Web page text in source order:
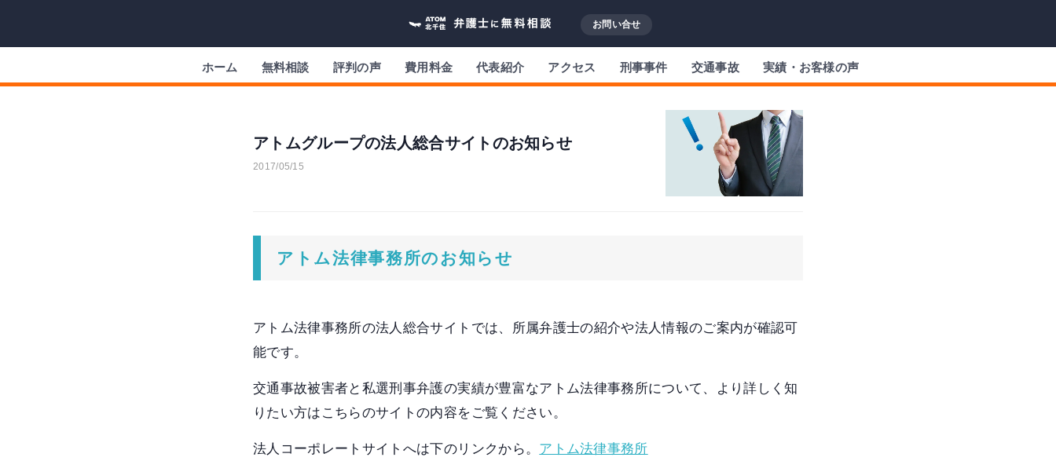
お問い合せ
ホーム 無料相談 評判の声 費用料金 代表紹介 アクセス 刑事事件 交通事故 実績・お客様の声
アトムグループの法人総合サイトのお知らせ
2017/05/15
アトム法律事務所のお知らせ
アトム法律事務所の法人総合サイトでは、所属弁護士の紹介や法人情報のご案内が確認可
能です。
交通事故被害者と私選刑事弁護の実績が豊富なアトム法律事務所について、より詳しく知
りたい方はこちらのサイトの内容をご覧ください。
法人コーポレートサイトへは下のリンクから。 アトム法律事務所